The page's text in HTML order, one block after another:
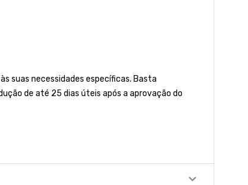
suas necessidades específicas. Basta
de até 25 dias úteis após a aprovação do